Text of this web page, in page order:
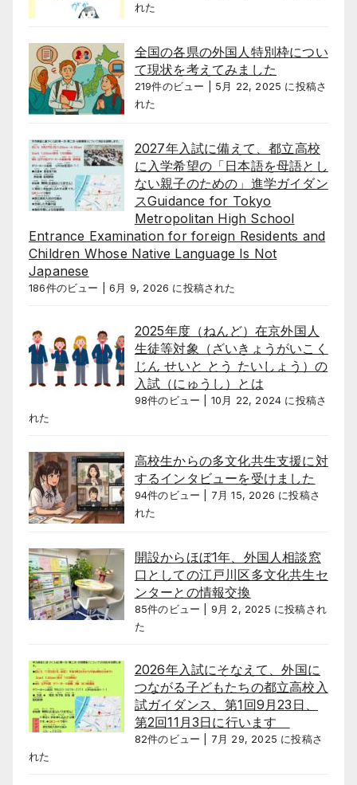
れた
全国の各県の外国人特別枠につい
て現状を考えてみました
219件のビュー
5月 22, 2025 に投稿さ
れた
2027年入試に備えて、都立高校
に入学希望の「日本語を母語とし
ない親子のための」進学ガイダン
スGuidance for Tokyo
Metropolitan High School
Entrance Examination for foreign Residents and
Children Whose Native Language Is Not
Japanese
186件のビュー |6月 9, 2026 に投稿された
2025年度（ねんど）在京外国人
生徒等対象（ざいきょうがいこく
じん せいと とう たいしょう）の
入試（にゅうし）とは
98件のビュー
10月 22, 2024 に投稿さ
れた
高校生からの多文化共生支援に対
するインタビューを受けました
94件のビュー
7月 15, 2026 に投稿さ
れた
開設からほぼ1年、外国人相談窓
口としての江戸川区多文化共生セ
ンターとの情報交換
85件のビュー
9月 2, 2025 に投稿され
た
2026年入試にそなえて、外国に
つながる子どもたちの都立高校入
試ガイダンス、第1回9月23日、
第2回11月3日に行います
82件のビュー
7月 29, 2025 に投稿さ
れた